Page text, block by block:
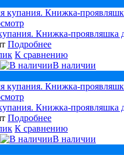
Книжка-проявляшка
Подробнее
К сравнению
В наличии
Книжка-проявляшка
Подробнее
К сравнению
В наличии